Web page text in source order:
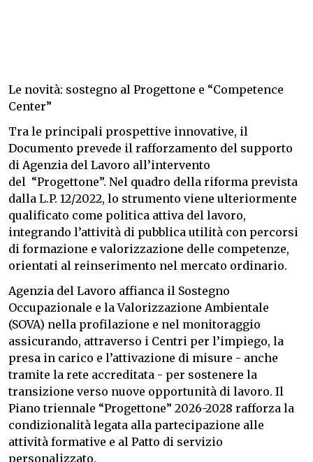
Le novità: sostegno al Progettone e “Competence
Center”
Tra le principali prospettive innovative, il
Documento prevede il rafforzamento del supporto
di Agenzia del Lavoro all’intervento
del “Progettone”. Nel quadro della riforma prevista
dalla L.P. 12/2022, lo strumento viene ulteriormente
qualificato come politica attiva del lavoro,
integrando l’attività di pubblica utilità con percorsi
di formazione e valorizzazione delle competenze,
orientati al reinserimento nel mercato ordinario.
Agenzia del Lavoro affianca il Sostegno
Occupazionale e la Valorizzazione Ambientale
(SOVA) nella profilazione e nel monitoraggio
assicurando, attraverso i Centri per l’impiego, la
presa in carico e l’attivazione di misure - anche
tramite la rete accreditata - per sostenere la
transizione verso nuove opportunità di lavoro. Il
Piano triennale “Progettone” 2026-2028 rafforza la
condizionalità legata alla partecipazione alle
attività formative e al Patto di servizio
personalizzato.